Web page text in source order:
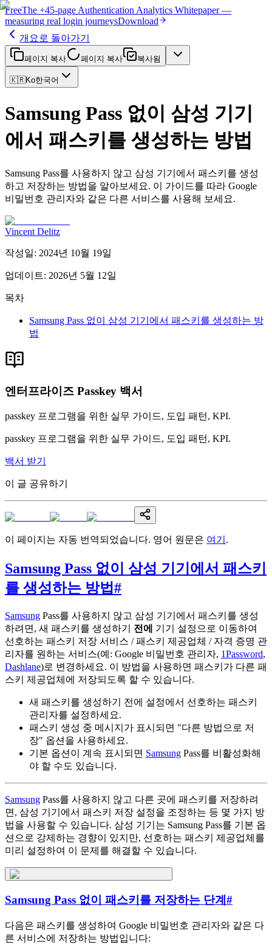
FreeThe +45-page Authentication Analytics Whitepaper —
measuring real login journeysDownload
개요로 돌아가기
페이지 복사 페이지 복사 복사됨
🇰🇷Ko한국어
Samsung Pass 없이 삼성 기기
에서 패스키를 생성하는 방법
Samsung Pass를 사용하지 않고 삼성 기기에서 패스키를 생성
하고 저장하는 방법을 알아보세요. 이 가이드를 따라 Google
비밀번호 관리자와 같은 다른 서비스를 사용해 보세요.
Vincent Delitz
작성일: 2024년 10월 19일
업데이트: 2026년 5월 12일
목차
Samsung Pass 없이 삼성 기기에서 패스키를 생성하는 방
법
엔터프라이즈 Passkey 백서
passkey 프로그램을 위한 실무 가이드, 도입 패턴, KPI.
passkey 프로그램을 위한 실무 가이드, 도입 패턴, KPI.
백서 받기
이 글 공유하기
이 페이지는 자동 번역되었습니다. 영어 원문은 여기 .
Samsung Pass 없이 삼성 기기에서 패스키
를 생성하는 방법#
Samsung Pass를 사용하지 않고 삼성 기기에서 패스키를 생성
하려면, 새 패스키를 생성하기 전에
기기 설정으로 이동하여
선호하는 패스키 저장 서비스 / 패스키 제공업체 / 자격 증명 관
리자를 원하는 서비스(예: Google 비밀번호 관리자, 1Password,
Dashlane)로 변경하세요. 이 방법을 사용하면 패스키가 다른 패
스키 제공업체에 저장되도록 할 수 있습니다.
새 패스키를 생성하기 전에 설정에서 선호하는 패스키
관리자를 설정하세요.
패스키 생성 중 메시지가 표시되면 "다른 방법으로 저
장" 옵션을 사용하세요.
기본 옵션이 계속 표시되면 Samsung Pass를 비활성화해
야 할 수도 있습니다.
Samsung Pass를 사용하지 않고 다른 곳에 패스키를 저장하려
면, 삼성 기기에서 패스키 저장 설정을 조정하는 등 몇 가지 방
법을 사용할 수 있습니다. 삼성 기기는 Samsung Pass를 기본 옵
션으로 강제하는 경향이 있지만, 선호하는 패스키 제공업체를
미리 설정하여 이 문제를 해결할 수 있습니다.
Samsung Pass 없이 패스키를 저장하는 단계 #
다음은 패스키를 생성하여 Google 비밀번호 관리자와 같은 다
른 서비스에 저장하는 방법입니다: